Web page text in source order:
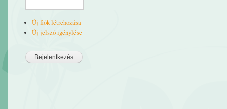
Új fiók létrehozása
Új jelszó igénylése